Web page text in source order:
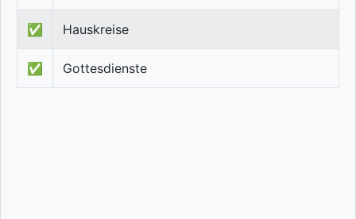
✅ Hauskreise
✅ Gottesdienste